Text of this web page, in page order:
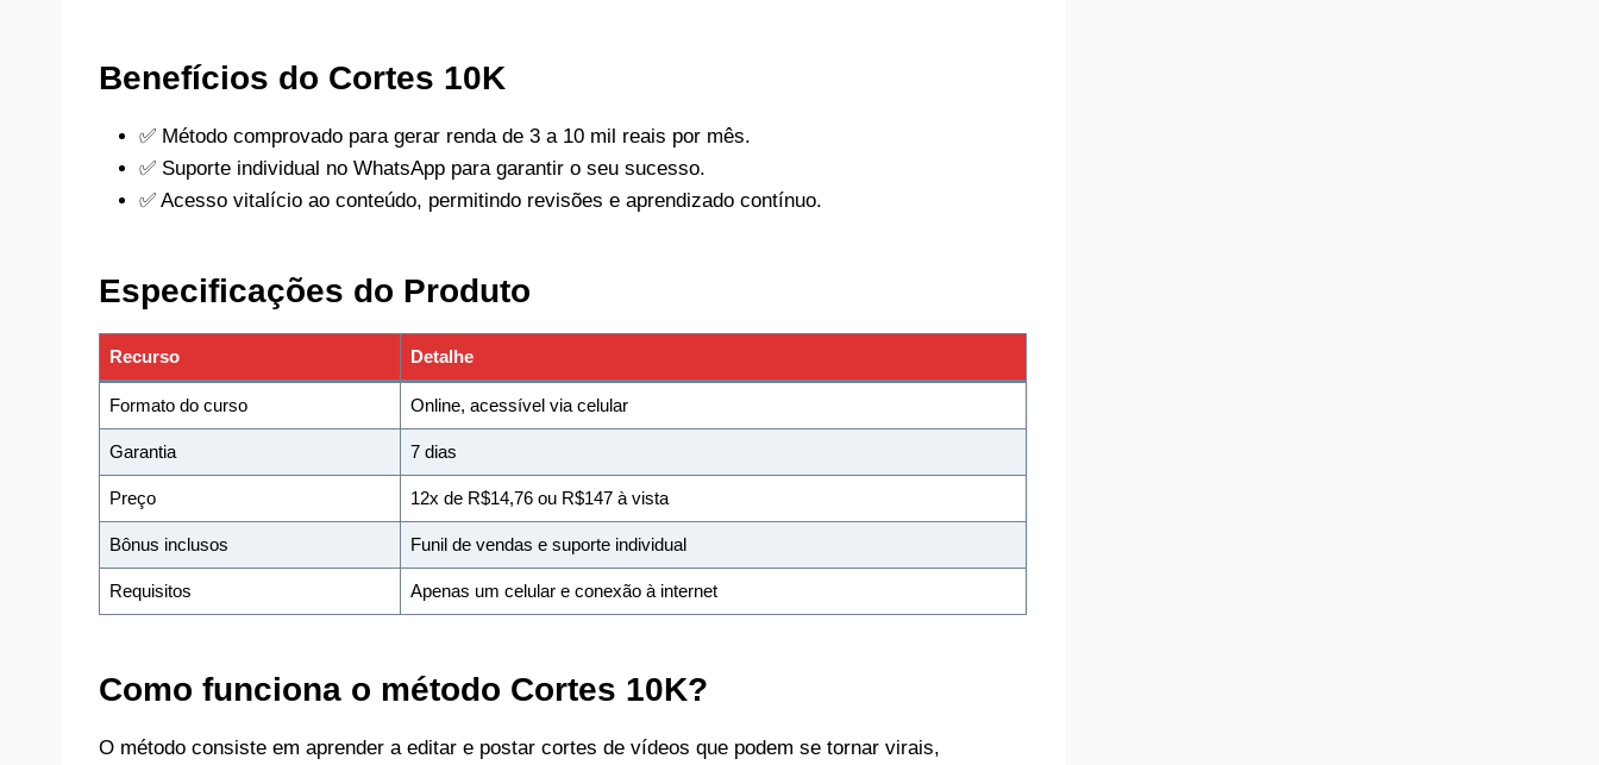
Benefícios do Cortes 10K
✅ Método comprovado para gerar renda de 3 a 10 mil reais por mês.
✅ Suporte individual no WhatsApp para garantir o seu sucesso.
✅ Acesso vitalício ao conteúdo, permitindo revisões e aprendizado contínuo.
Especificações do Produto
Recurso Detalhe
Formato do curso Online, acessível via celular
Garantia 7 dias
Preço 12x de R$14,76 ou R$147 à vista
Bônus inclusos Funil de vendas e suporte individual
Requisitos Apenas um celular e conexão à internet
Como funciona o método Cortes 10K?
O método consiste em aprender a editar e postar cortes de vídeos que podem se tornar virais,